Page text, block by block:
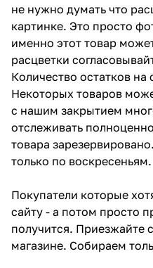
не нужно думать что
картинке. Это просто
именно этот товар
расцветки
Количество остатков на
Некоторых товаров
с нашим закрытием
отслеживать
товара
только по воскресеньям.
Покупатели которые
сайту - а потом просто
получится. Приезжайте
магазине. Собираем